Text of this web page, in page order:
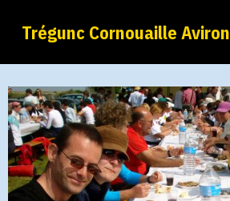
Trégunc Cornouaille Aviron